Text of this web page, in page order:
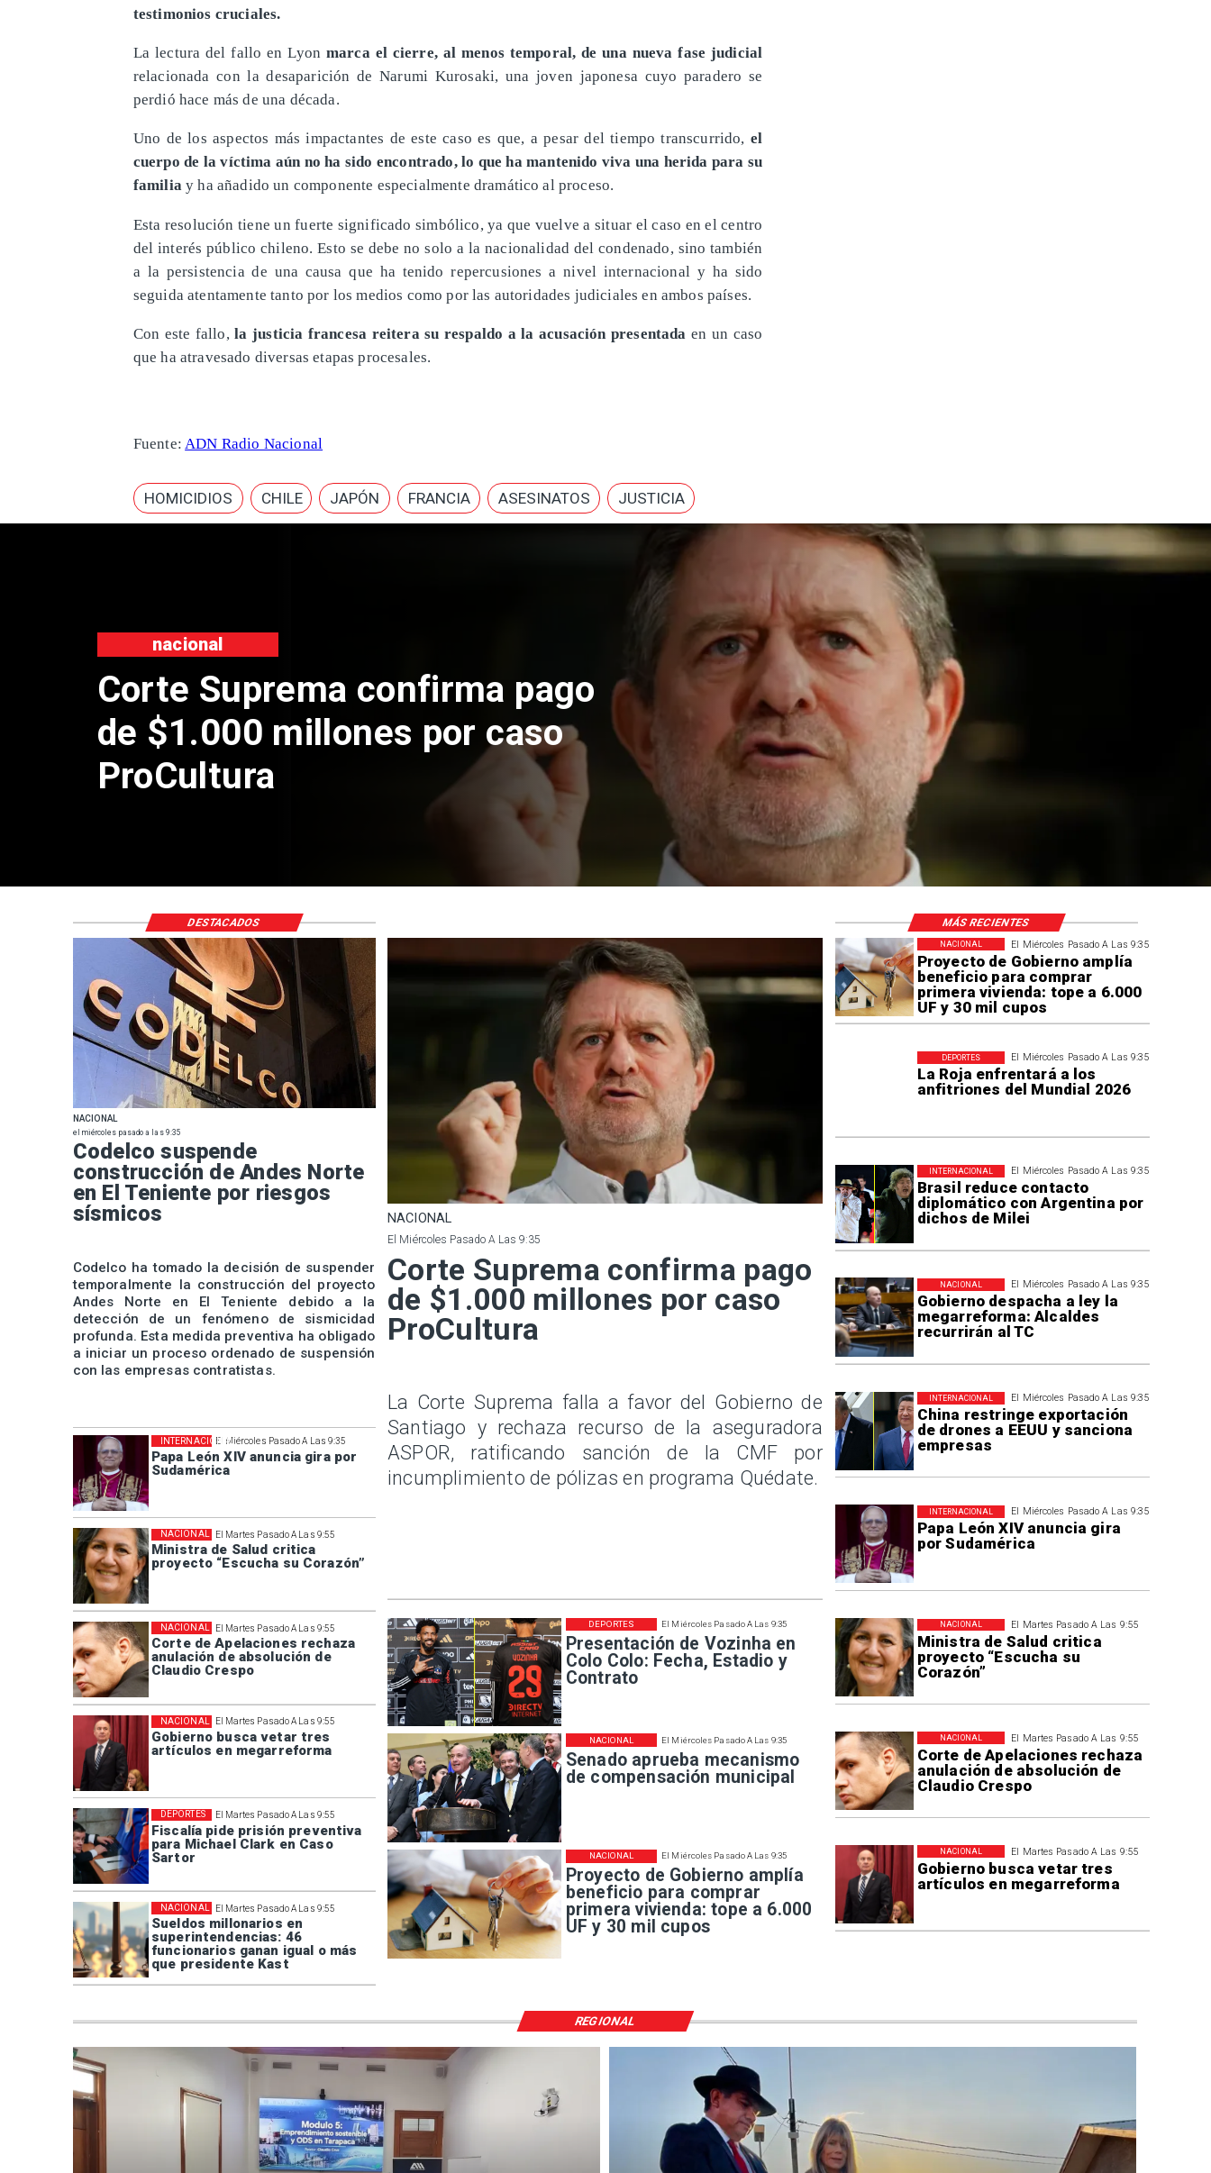
testimonios cruciales.
La lectura del fallo en Lyon marca el cierre, al menos temporal, de una nueva fase judicial
relacionada con la desaparición de Narumi Kurosaki, una joven japonesa cuyo paradero se
perdió hace más de una década.
Uno de los aspectos más impactantes de este caso es que, a pesar del tiempo transcurrido, el
cuerpo de la víctima aún no ha sido encontrado, lo que ha mantenido viva una herida para su
familiay ha añadido un componente especialmente dramático al proceso.
Esta resolución tiene un fuerte significado simbólico, ya que vuelve a situar el caso en el centro
del interés público chileno. Esto se debe no solo a la nacionalidad del condenado, sino también
a la persistencia de una causa que ha tenido repercusiones a nivel internacional y ha sido
seguida atentamente tanto por los medios como por las autoridades judiciales en ambos países.
Con este fallo,la justicia francesa reitera su respaldo a la acusación presentada en un caso
que ha atravesado diversas etapas procesales.
Fuente: ADN Radio Nacional
HOMICIDIOS CHILE JAPÓN FRANCIA ASESINATOS JUSTICIA
Codelco suspende construcción
de Andes Norte en El Teniente
por riesgos sísmicos
El Miércoles Pasado A Las 9:35
Proyecto de Gobierno amplía
beneficio para comprar
primera vivienda: tope a 6.000
UF y 30 mil cupos
NACIONAL
El Miércoles Pasado A Las 9:35
La Roja enfrentará a los
anfitriones del Mundial 2026
DEPORTES
El Miércoles Pasado A Las 9:35
Brasil reduce contacto
diplomático con Argentina por
dichos de Milei
INTERNACIONAL
El Miércoles Pasado A Las 9:35
Gobierno despacha a ley la
megarreforma: Alcaldes
recurrirán al TC
NACIONAL
El Miércoles Pasado A Las 9:35
China restringe exportación
de drones a EEUU y sanciona
empresas
INTERNACIONAL
El Miércoles Pasado A Las 9:35
Papa León XIV anuncia gira
por Sudamérica
INTERNACIONAL
El Martes Pasado A Las 9:55
Ministra de Salud critica
proyecto “Escucha su
Corazón”
NACIONAL
El Martes Pasado A Las 9:55
Corte de Apelaciones rechaza
anulación de absolución de
Claudio Crespo
NACIONAL
El Martes Pasado A Las 9:55
Gobierno busca vetar tres
artículos en megarreforma
NACIONAL
El Miércoles Pasado A Las 9:35
Papa León XIV anuncia gira por
Sudamérica
INTERNACIONAL
El Martes Pasado A Las 9:55
Ministra de Salud critica
proyecto “Escucha su Corazón”
NACIONAL
El Martes Pasado A Las 9:55
Corte de Apelaciones rechaza
anulación de absolución de
Claudio Crespo
NACIONAL
El Martes Pasado A Las 9:55
Gobierno busca vetar tres
artículos en megarreforma
NACIONAL
El Martes Pasado A Las 9:55
Fiscalía pide prisión preventiva
para Michael Clark en Caso
Sartor
DEPORTES
El Martes Pasado A Las 9:55
Sueldos millonarios en
superintendencias: 46
funcionarios ganan igual o más
que presidente Kast
NACIONAL
El Miércoles Pasado A Las 9:35
Presentación de Vozinha en
Colo Colo: Fecha, Estadio y
Contrato
DEPORTES
El Miércoles Pasado A Las 9:35
Senado aprueba mecanismo
de compensación municipal
NACIONAL
El Miércoles Pasado A Las 9:35
Proyecto de Gobierno amplía
beneficio para comprar
primera vivienda: tope a 6.000
UF y 30 mil cupos
NACIONAL
NACIONAL
el miércoles pasado a las 9:35
Codelco suspende
construcción de Andes Norte
en El Teniente por riesgos
sísmicos
Codelco ha tomado la decisión de suspender
temporalmente la construcción del proyecto
Andes Norte en El Teniente debido a la
detección de un fenómeno de sismicidad
profunda. Esta medida preventiva ha obligado
a iniciar un proceso ordenado de suspensión
con las empresas contratistas.
NACIONAL
El Miércoles Pasado A Las 9:35
Corte Suprema confirma pago
de $1.000 millones por caso
ProCultura
La Corte Suprema falla a favor del Gobierno de
Santiago y rechaza recurso de la aseguradora
ASPOR, ratificando sanción de la CMF por
incumplimiento de pólizas en programa Quédate.
DESTACADOS MÁS RECIENTES
REGIONAL